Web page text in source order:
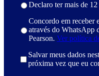
Declaro ter mais de 12
Concordo em receber
através do WhatsApp
Pearson. Ver política
Salvar meus dados
próxima vez que eu